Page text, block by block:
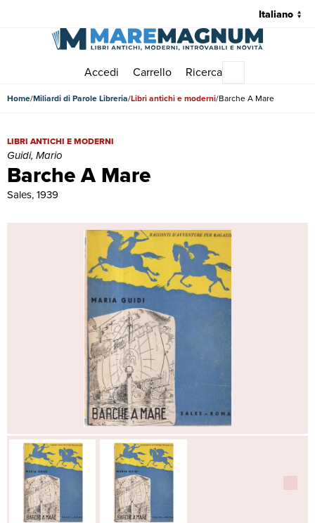
Accedi Carrello Ricerca
Home Miliardi di Parole Libreria Libri antichi e moderni Barche A Mare
Barche A Mare
Barche A Mare | Libri antichi e moderni | Guidi, Mario
LIBRI ANTICHI E MODERNI
Guidi, Mario
Sales, 1939